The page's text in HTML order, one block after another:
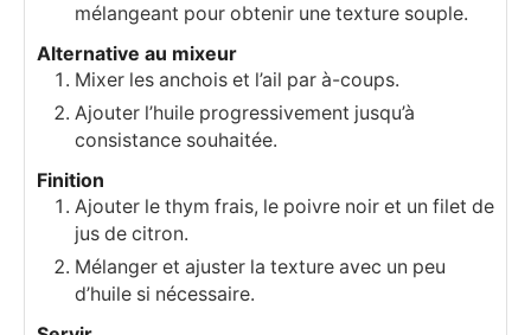
mélangeant pour obtenir une texture souple.
Alternative au mixeur
Mixer les anchois et l’ail par à-coups.
Ajouter l’huile progressivement jusqu’à
consistance souhaitée.
Finition
Ajouter le thym frais, le poivre noir et un filet de
jus de citron.
Mélanger et ajuster la texture avec un peu
d’huile si nécessaire.